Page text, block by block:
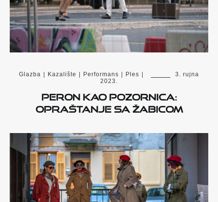
Glazba | Kazalište | Performans | Ples |
3. rujna
2023.
Peron kao pozornica:
opraštanje sa Žabicom